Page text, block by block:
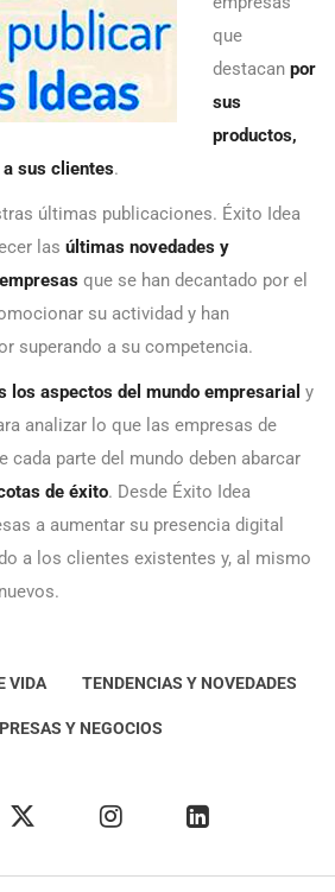
que
destacan por
sus
productos,
sus clientes.
últimas publicaciones. Éxito Idea
las últimas novedades y
que se han decantado por el
su actividad y han
superando a su competencia.
los aspectos del mundo empresarial y
analizar lo que las empresas de
cada parte del mundo deben abarcar
de éxito. Desde Éxito Idea
a aumentar su presencia digital
a los clientes existentes y, al mismo
VIDA TENDENCIAS Y NOVEDADES
Y NEGOCIOS